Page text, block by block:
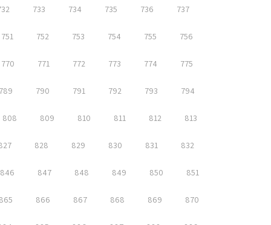
733 734 735 736 737
751 752 753 754 755 756
770 771 772 773 774 775
790 791 792 793 794
808 809 810 811 812 813
828 829 830 831 832
846 847 848 849 850 851
866 867 868 869 870